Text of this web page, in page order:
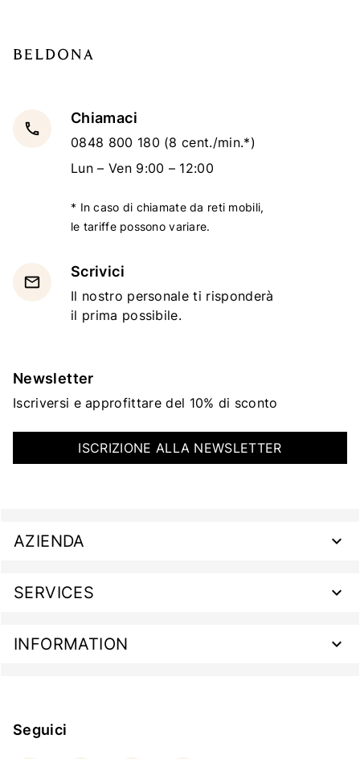
local_phone
Chiamaci
0848 800 180 (8 cent./min.*)
Lun – Ven 9:00 – 12:00
* In caso di chiamate da reti mobili,
le tariffe possono variare.
email
Scrivici
Il nostro personale ti risponderà
il prima possibile.
Newsletter
Iscriversi e approfittare del 10% di sconto
ISCRIZIONE ALLA NEWSLETTER
AZIENDA
SERVICES
INFORMATION
Seguici